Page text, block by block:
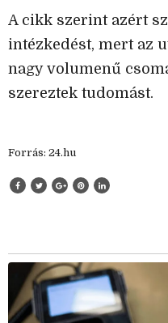
A cikk szerint azért
intézkedést, mert az
nagy volumenű
szereztek tudomást.
Forrás: 24.hu